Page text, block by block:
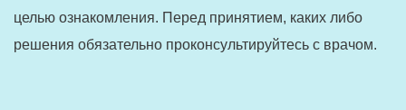
целью ознакомления. Перед принятием, каких либо
решения обязательно проконсультируйтесь с врачом.